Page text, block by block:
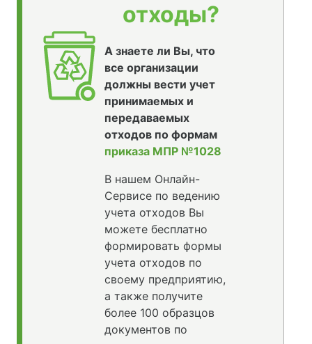
отходы?
А знаете ли Вы, что
все организации
должны вести учет
принимаемых и
передаваемых
отходов по формам
приказа МПР №1028
В нашем Онлайн-
Сервисе по ведению
учета отходов Вы
можете бесплатно
формировать формы
учета отходов по
своему предприятию,
а также получите
более 100 образцов
документов по